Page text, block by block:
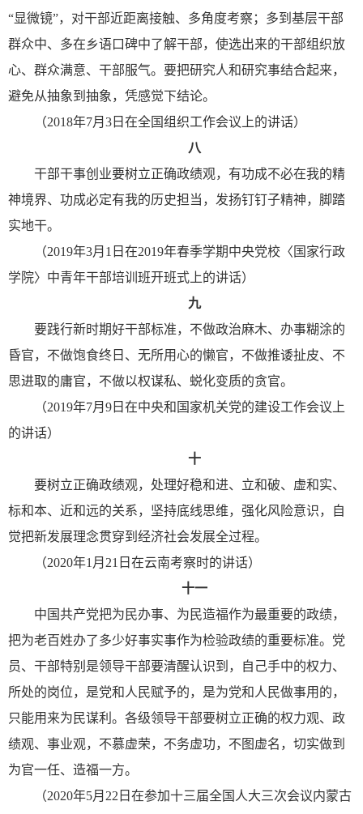
“显微镜”，对干部近距离接触、多角度考察；多到基层干部
群众中、多在乡语口碑中了解干部，使选出来的干部组织放
心、群众满意、干部服气。要把研究人和研究事结合起来，
避免从抽象到抽象，凭感觉下结论。
（2018年7月3日在全国组织工作会议上的讲话）
八
干部干事创业要树立正确政绩观，有功成不必在我的精
神境界、功成必定有我的历史担当，发扬钉钉子精神，脚踏
实地干。
（2019年3月1日在2019年春季学期中央党校〈国家行政
学院〉中青年干部培训班开班式上的讲话）
九
要践行新时期好干部标准，不做政治麻木、办事糊涂的
昏官，不做饱食终日、无所用心的懒官，不做推诿扯皮、不
思进取的庸官，不做以权谋私、蜕化变质的贪官。
（2019年7月9日在中央和国家机关党的建设工作会议上
的讲话）
十
要树立正确政绩观，处理好稳和进、立和破、虚和实、
标和本、近和远的关系，坚持底线思维，强化风险意识，自
觉把新发展理念贯穿到经济社会发展全过程。
（2020年1月21日在云南考察时的讲话）
十一
中国共产党把为民办事、为民造福作为最重要的政绩，
把为老百姓办了多少好事实事作为检验政绩的重要标准。党
员、干部特别是领导干部要清醒认识到，自己手中的权力、
所处的岗位，是党和人民赋予的，是为党和人民做事用的，
只能用来为民谋利。各级领导干部要树立正确的权力观、政
绩观、事业观，不慕虚荣，不务虚功，不图虚名，切实做到
为官一任、造福一方。
（2020年5月22日在参加十三届全国人大三次会议内蒙古